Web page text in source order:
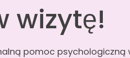
wizytę!
pomoc psychologiczną